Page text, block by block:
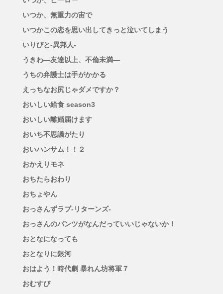
いつか、無重力の宙で
いつかこの恋を思い出してきっと泣いてしまう
いりびと-異邦人-
うきわ―友達以上、不倫未満―
うちの弁護士は手がかかる
えっちなお尻じゃダメですか？
おいしい給食 season3
おいしい離婚届けます
おいち不思議がたり
おいハンサム！！２
おかえりモネ
おちたらおわり
おちょやん
おっさんずラブ-リターンズ-
おっさんのパンツがなんだっていいじゃないか！
おとなになっても
おとなりに銀河
おはよう！時代劇 暴れん坊将軍７
おむすび